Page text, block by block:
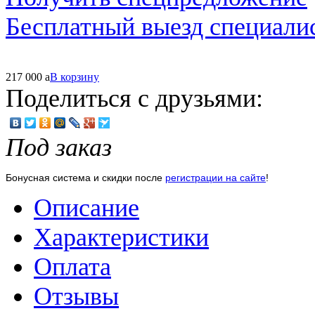
Бесплатный выезд
217 000 aВ корзину
Поделиться с друзьями:
Под заказ
Бонусная система и скидки после регистрации на сайте!
Описание
Характеристики
Оплата
Отзывы